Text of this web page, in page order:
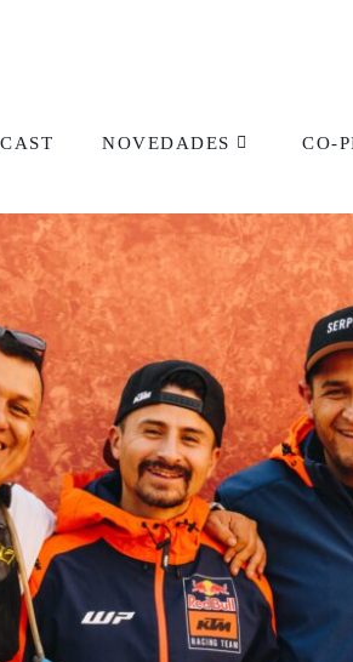
NOVEDADES CO-